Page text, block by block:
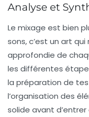
Analyse et
Le mixage est bien
sons, c’est un art qui
approfondie de
les différentes
la préparation de
l’organisation des
solide avant